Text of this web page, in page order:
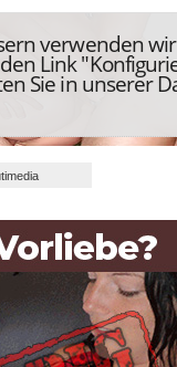
verwenden
Link
Sie in unserer